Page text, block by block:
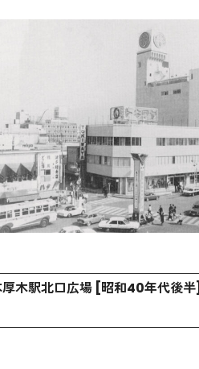
木駅北口広場 [昭和40年代後半]